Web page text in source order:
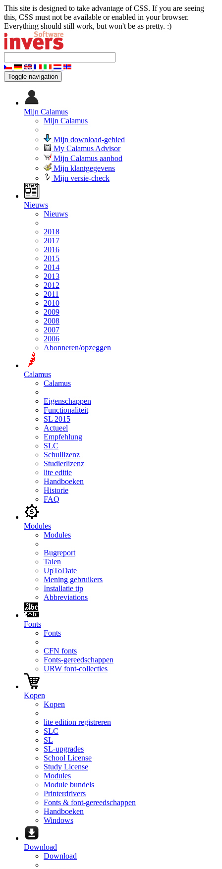
This site is designed to take advantage of CSS. If you are seeing
this, CSS must not be available or enabled in your browser.
Everything should still work, but won't be as pretty. :)
Toggle navigation
Mijn Calamus
Mijn Calamus
Mijn download-gebied
My Calamus Advisor
Mijn Calamus aanbod
Mijn klantgegevens
Mijn versie-check
Nieuws
Nieuws
2018
2017
2016
2015
2014
2013
2012
2011
2010
2009
2008
2007
2006
Abonneren/opzeggen
Calamus
Calamus
Eigenschappen
Functionaliteit
SL 2015
Actueel
Empfehlung
SLC
Schullizenz
Studierlizenz
lite editie
Handboeken
Historie
FAQ
Modules
Modules
Bugreport
Talen
UpToDate
Mening gebruikers
Installatie tip
Abbreviations
Fonts
Fonts
CFN fonts
Fonts-gereedschappen
URW font-collecties
Kopen
Kopen
lite edition registreren
SLC
SL
SL-upgrades
School License
Study License
Modules
Module bundels
Printerdrivers
Fonts & font-gereedschappen
Handboeken
Windows
Download
Download